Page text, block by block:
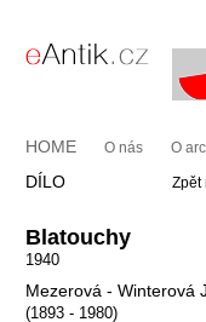
HOME O nás O
DÍLO Zpět
Blatouchy
1940
Mezerová - Winterová
(1893 - 1980)